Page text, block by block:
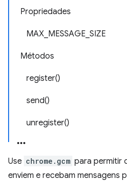
Propriedades
MAX_MESSAGE_SIZE
Métodos
register()
send()
unregister()
Use chrome.gcm para permitir
enviem e recebam mensagens